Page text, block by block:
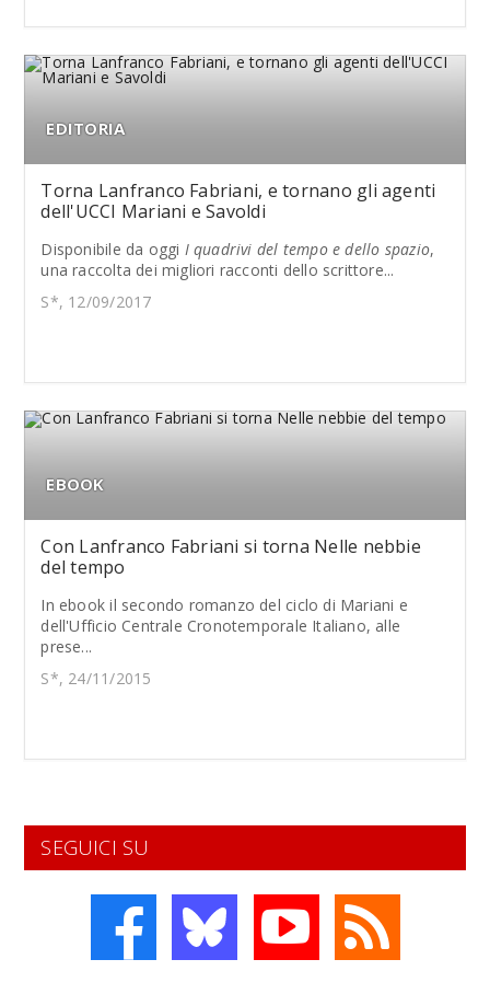
EDITORIA
Torna Lanfranco Fabriani, e tornano gli agenti
dell'UCCI Mariani e Savoldi
Disponibile da oggi I quadrivi del tempo e dello spazio,
una raccolta dei migliori racconti dello scrittore...
S*, 12/09/2017
EBOOK
Con Lanfranco Fabriani si torna Nelle nebbie
del tempo
In ebook il secondo romanzo del ciclo di Mariani e
dell'Ufficio Centrale Cronotemporale Italiano, alle
prese...
S*, 24/11/2015
SEGUICI SU